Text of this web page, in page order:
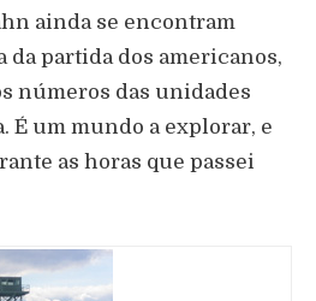
ainda se encontram
da partida dos americanos,
números das unidades
É um mundo a explorar, e
as horas que passei